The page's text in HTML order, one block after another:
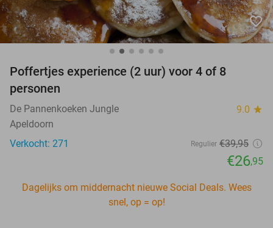
favorite_border
Poffertjes experience (2 uur) voor 4 of 8
personen
De Pannenkoeken Jungle 9.0 star
Apeldoorn
Verkocht: 271
Regulier €39,95
€26,95
Dagelijks om middernacht nieuwe Social Deals. Wees
snel, op = op!